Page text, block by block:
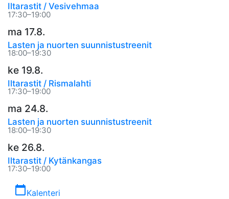
Iltarastit / Vesivehmaa
17:30–19:00
ma 17.8.
Lasten ja nuorten suunnistustreenit
18:00–19:30
ke 19.8.
Iltarastit / Rismalahti
17:30–19:00
ma 24.8.
Lasten ja nuorten suunnistustreenit
18:00–19:30
ke 26.8.
Iltarastit / Kytänkangas
17:30–19:00
calendar_todayKalenteri